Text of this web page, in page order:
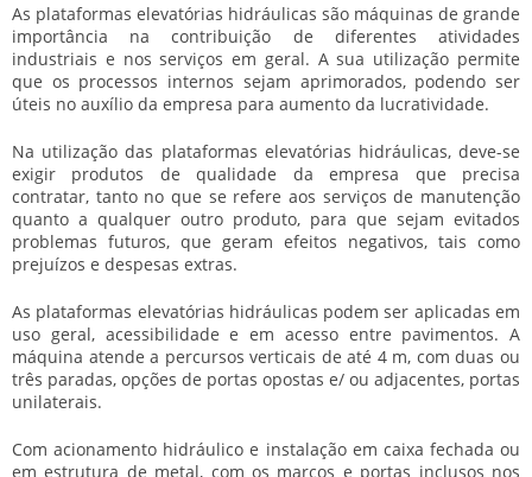
As plataformas elevatórias hidráulicas são máquinas de grande
importância na contribuição de diferentes atividades
industriais e nos serviços em geral. A sua utilização permite
que os processos internos sejam aprimorados, podendo ser
úteis no auxílio da empresa para aumento da lucratividade.
Na utilização das plataformas elevatórias hidráulicas, deve-se
exigir produtos de qualidade da empresa que precisa
contratar, tanto no que se refere aos serviços de manutenção
quanto a qualquer outro produto, para que sejam evitados
problemas futuros, que geram efeitos negativos, tais como
prejuízos e despesas extras.
As plataformas elevatórias hidráulicas podem ser aplicadas em
uso geral, acessibilidade e em acesso entre pavimentos. A
máquina atende a percursos verticais de até 4 m, com duas ou
três paradas, opções de portas opostas e/ ou adjacentes, portas
unilaterais.
Com acionamento hidráulico e instalação em caixa fechada ou
em estrutura de metal, com os marcos e portas inclusos nos